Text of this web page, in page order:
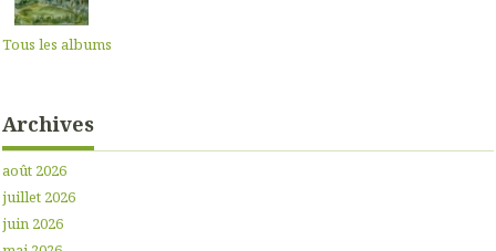
Tous les albums
Archives
août 2026
juillet 2026
juin 2026